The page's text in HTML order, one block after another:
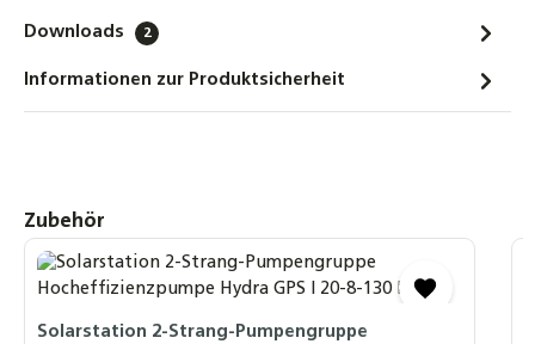
mit Motor Umschaltventil Dreiwegeventil
64,90 €
10 Liter
20,90 €
Rohranlegefühler PT1000 mit Silikonleitung
– Präziser Temperaturfühler für Heizung,
Downloads 2
Informationen zur Produktsicherheit
Produktgalerie überspringen
Zubehör
Solarstation 2-Strang-Pumpengruppe